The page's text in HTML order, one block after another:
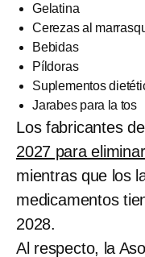
Gelatina
Cerezas al
Bebidas
Píldoras
Suplementos
Jarabes para la tos
Los fabricantes
2027 para
mientras que los
medicamentos
2028.
Al respecto, la